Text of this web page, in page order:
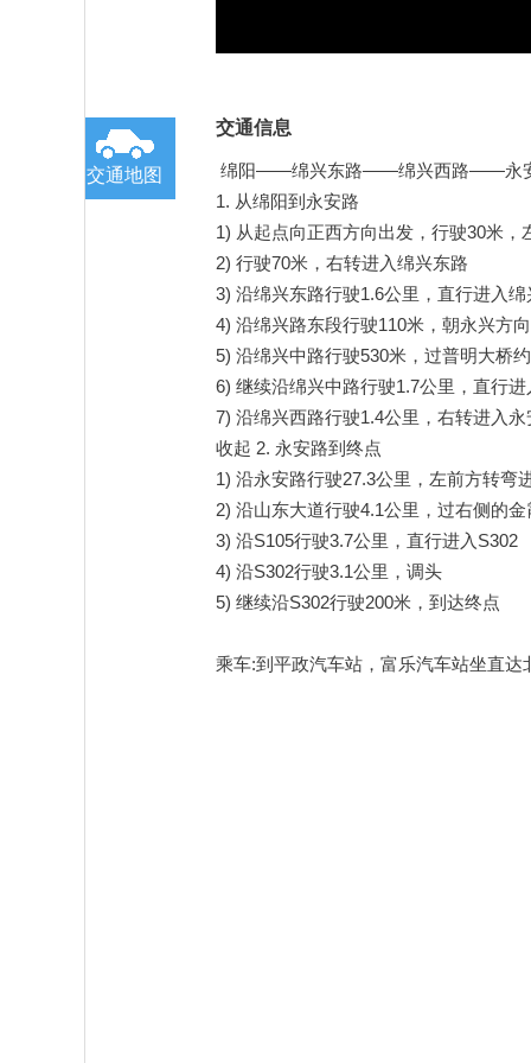
交通地图
交通信息
绵阳——绵兴东路——绵兴西路——永
1. 从绵阳到永安路
1) 从起点向正西方向出发，行驶30米，
2) 行驶70米，右转进入绵兴东路
3) 沿绵兴东路行驶1.6公里，直行进入
4) 沿绵兴路东段行驶110米，朝永兴方
5) 沿绵兴中路行驶530米，过普明大桥
6) 继续沿绵兴中路行驶1.7公里，直行
7) 沿绵兴西路行驶1.4公里，右转进入永
收起 2. 永安路到终点
1) 沿永安路行驶27.3公里，左前方转弯
2) 沿山东大道行驶4.1公里，过右侧的
3) 沿S105行驶3.7公里，直行进入S302
4) 沿S302行驶3.1公里，调头
5) 继续沿S302行驶200米，到达终点
乘车:到平政汽车站，富乐汽车站坐直达